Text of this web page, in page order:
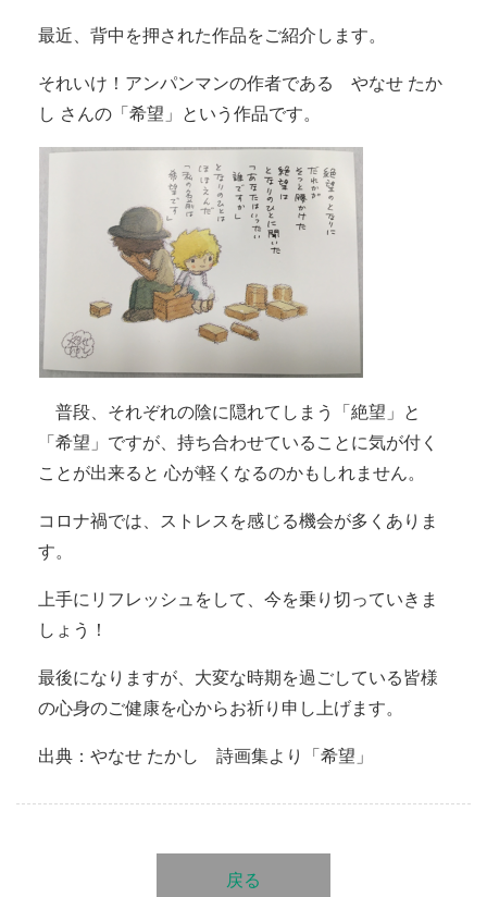
最近、背中を押された作品をご紹介します。
それいけ！アンパンマンの作者である やなせ たか
し さんの「希望」という作品です。
普段、それぞれの陰に隠れてしまう「絶望」と
「希望」ですが、持ち合わせていることに気が付く
ことが出来ると 心が軽くなるのかもしれません。
コロナ禍では、ストレスを感じる機会が多くありま
す。
上手にリフレッシュをして、今を乗り切っていきま
しょう！
最後になりますが、大変な時期を過ごしている皆様
の心身のご健康を心からお祈り申し上げます。
出典：やなせ たかし 詩画集より「希望」
戻る